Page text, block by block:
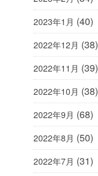
2023年1月 (40)
2022年12月 (38)
2022年11月 (39)
2022年10月 (38)
2022年9月 (68)
2022年8月 (50)
2022年7月 (31)